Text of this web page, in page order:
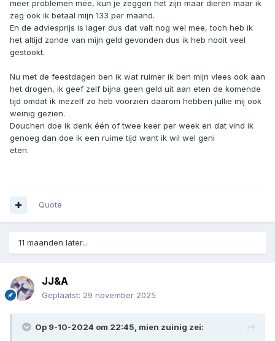
meer problemen mee, kun je zeggen het zijn maar dieren maar ik
zeg ook ik betaal mijn 133 per maand.
En de adviesprijs is lager dus dat valt nog wel mee, toch heb ik
het altijd zonde van mijn geld gevonden dus ik heb nooit veel
gestookt.
Nu met de feestdagen ben ik wat ruimer ik ben mijn vlees ook aan
het drogen, ik geef zelf bijna geen geld uit aan eten de komende
tijd omdat ik mezelf zo heb voorzien daarom hebben jullie mij ook
weinig gezien.
Douchen doe ik denk één of twee keer per week en dat vind ik
genoeg dan doe ik een ruime tijd want ik wil wel geni
eten.
Quote
11 maanden later...
JJ&A
Geplaatst: 29 november 2025
Op 9-10-2024 om 22:45, mien zuinig zei: